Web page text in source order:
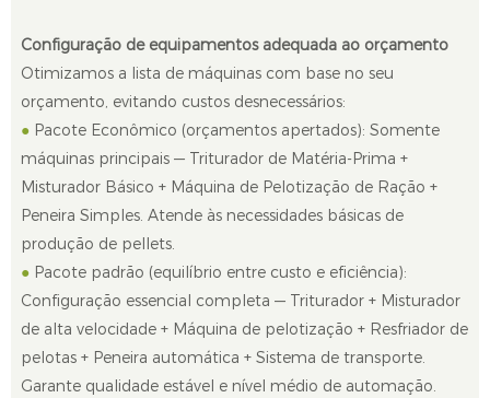
Configuração de equipamentos adequada ao orçamento
Otimizamos a lista de máquinas com base no seu
orçamento, evitando custos desnecessários:
● Pacote Econômico (orçamentos apertados): Somente
máquinas principais — Triturador de Matéria-Prima +
Misturador Básico + Máquina de Pelotização de Ração +
Peneira Simples. Atende às necessidades básicas de
produção de pellets.
● Pacote padrão (equilíbrio entre custo e eficiência):
Configuração essencial completa — Triturador + Misturador
de alta velocidade + Máquina de pelotização + Resfriador de
pelotas + Peneira automática + Sistema de transporte.
Garante qualidade estável e nível médio de automação.